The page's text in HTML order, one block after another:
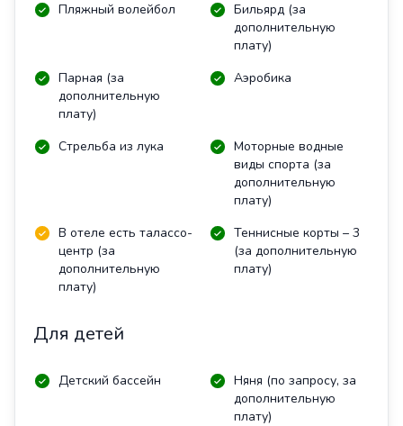
Пляжный волейбол
Бильярд (за
дополнительную
плату)
Парная (за
дополнительную
плату)
Аэробика
Стрельба из лука
Моторные водные
виды спорта (за
дополнительную
плату)
В отеле есть талассо-
центр (за
дополнительную
плату)
Теннисные корты – 3
(за дополнительную
плату)
Для детей
Детский бассейн
Няня (по запросу, за
дополнительную
плату)